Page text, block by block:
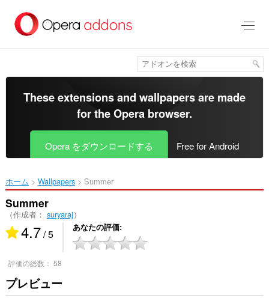
メ
ツ
移
動
These extensions and wallpapers are made
for theOpera browser.
Opera をダウンロードする Free for Android
ホーム Wallpapers Summer‎
Summer
（作成者： suryaraj）
4.7/ 5 あなたの評価
評価の総数： 58
プレビュー